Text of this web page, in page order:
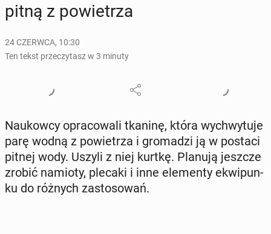
pitną z po­wie­trza
24 CZERWCA, 10:30
Ten tekst przeczytasz w 3 minuty
Na­ukow­cy opra­co­wa­li tkaninę, która wy­chwy­tu­je
parę wodną z po­wie­trza i gro­ma­dzi ją w postaci
pitnej wody. Uszyli z niej kurtkę. Planują jeszcze
zrobić namioty, plecaki i inne ele­men­ty ekwi­pun­
ku do różnych za­sto­so­wań.